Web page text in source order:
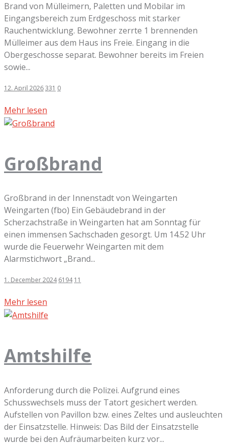
Brand von Mülleimern, Paletten und Mobilar im
Eingangsbereich zum Erdgeschoss mit starker
Rauchentwicklung. Bewohner zerrte 1 brennenden
Mülleimer aus dem Haus ins Freie. Eingang in die
Obergeschosse separat. Bewohner bereits im Freien
sowie...
12. April 2026331 0
Mehr lesen
Großbrand
Großbrand in der Innenstadt von Weingarten
Weingarten (fbo) Ein Gebäudebrand in der
Scherzachstraße in Weingarten hat am Sonntag für
einen immensen Sachschaden gesorgt. Um 14.52 Uhr
wurde die Feuerwehr Weingarten mit dem
Alarmstichwort „Brand...
1. December 2024 6194 11
Mehr lesen
Amtshilfe
Anforderung durch die Polizei. Aufgrund eines
Schusswechsels muss der Tatort gesichert werden.
Aufstellen von Pavillon bzw. eines Zeltes und ausleuchten
der Einsatzstelle. Hinweis: Das Bild der Einsatzstelle
wurde bei den Aufräumarbeiten kurz vor...